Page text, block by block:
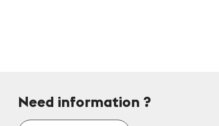
Need information ?